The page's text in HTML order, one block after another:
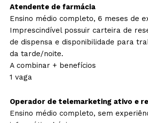
Atendente de farmácia
Ensino médio completo, 6 meses de
Imprescindível possuir carteira de
de dispensa e disponibilidade para
da tarde/noite.
A combinar + benefícios
1 vaga
Operador de telemarketing ativo e
Ensino médio completo, sem